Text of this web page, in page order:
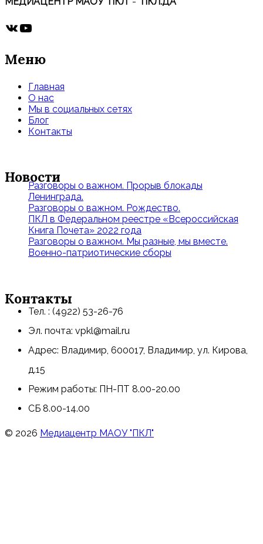
ВКонтакте
YouTube
Меню
Главная
О нас
Мы в социальных сетях
Блог
Контакты
Новости
Разговоры о важном. Прорыв блокады
Ленинграда.
Разговоры о важном. Рождество.
ПКЛ в Федеральном реестре «Всероссийская
Книга Почета» 2022 года
Разговоры о важном. Мы разные, мы вместе.
Военно-патриотические сборы
Контакты
Тел. : (4922) 53-26-76
Эл. почта: vpkl@mail.ru
Адрес: Владимир, 600017, Владимир, ул. Кирова,
д.15
Режим работы: ПН-ПТ 8.00-20.00
СБ 8.00-14.00
© 2026 Медиацентр МАОУ "ПКЛ"